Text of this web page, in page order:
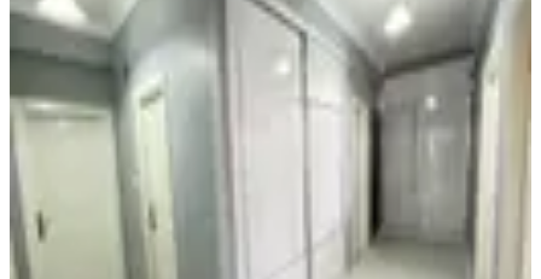
Onikişubat, Boğaziçi Mahallesi
3+1
·170 m² 07.08.2026
3.900.000 ₺
Germenicia Gayrimenkul
Ara